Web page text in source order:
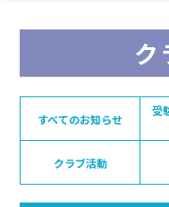
ク
すべてのお知らせ
受
クラブ活動